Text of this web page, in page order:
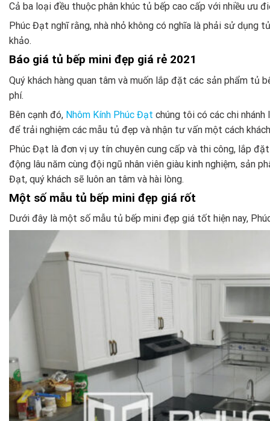
Cả ba loại đều thuộc phân khúc tủ bếp cao cấp với nhiều ưu
Phúc Đạt nghĩ rằng, nhà nhỏ không có nghĩa là phải sử dụng
khảo.
Báo giá tủ bếp mini đẹp giá rẻ 2021
Quý khách hàng quan tâm và muốn lắp đặt các sản phẩm tủ
phí.
Bên cạnh đó, Nhôm Kính Phúc Đạt chúng tôi có các chi
để trải nghiệm các mẫu tủ đẹp và nhận tư vấn một cách
Phúc Đạt là đơn vị uy tín chuyên cung cấp và thi công, lắp
động lâu năm cùng đội ngũ nhân viên giàu kinh nghiệm, sản
Đạt, quý khách sẽ luôn an tâm và hài lòng.
Một số mẫu tủ bếp mini đẹp giá rốt
Dưới đây là một số mẫu tủ bếp mini đẹp giá tốt hiện nay,